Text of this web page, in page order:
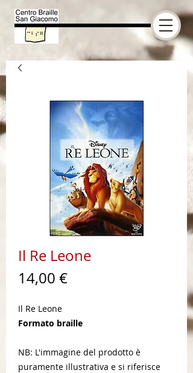
Il Re Leone
14,00 €Prezzo
Il Re Leone
Formato braille
NB: L'immagine del prodotto è
puramente illustrativa e si riferisce